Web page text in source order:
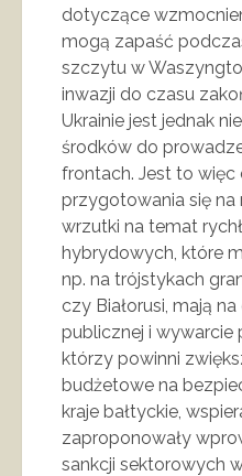
dotyczące
mogą zapaść
szczytu w
inwazji do czasu
Ukrainie jest jednak
środków do
frontach. Jest to
przygotowania się na
wrzutki na temat
hybrydowych, które
np. na trójstykach
czy Białorusi, mają
publicznej i wywarcie
którzy powinni
budżetowe na
kraje bałtyckie,
zaproponowały
sankcji sektorowych